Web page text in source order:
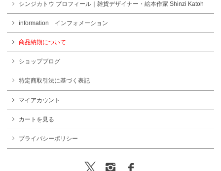
シンジカトウ プロフィール｜雑貨デザイナー・絵本作家 Shinzi Katoh
information インフォメーション
商品納期について
ショップブログ
特定商取引法に基づく表記
マイアカウント
カートを見る
プライバシーポリシー